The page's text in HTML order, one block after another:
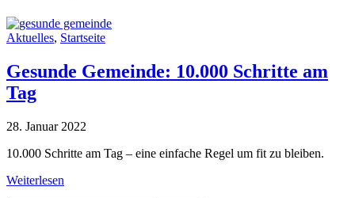
Aktuelles, Startseite
Gesunde Gemeinde: 10.000 Schritte am
Tag
28. Januar 2022
10.000 Schritte am Tag – eine einfache Regel um fit zu bleiben.
Weiterlesen